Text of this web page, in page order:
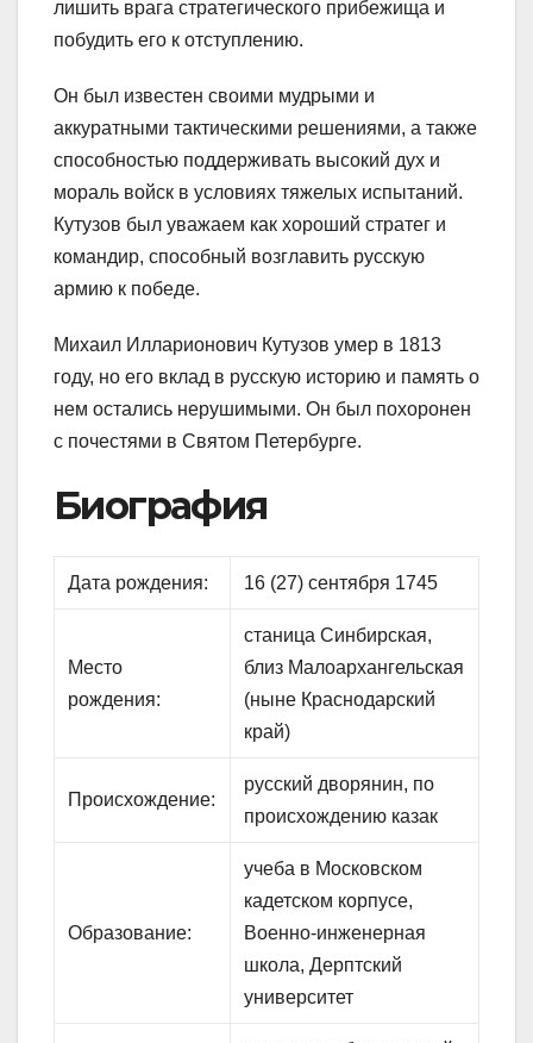
лишить врага стратегического прибежища и
побудить его к отступлению.
Он был известен своими мудрыми и
аккуратными тактическими решениями, а также
способностью поддерживать высокий дух и
мораль войск в условиях тяжелых испытаний.
Кутузов был уважаем как хороший стратег и
командир, способный возглавить русскую
армию к победе.
Михаил Илларионович Кутузов умер в 1813
году, но его вклад в русскую историю и память о
нем остались нерушимыми. Он был похоронен
с почестями в Святом Петербурге.
Биография
Дата рождения: 16 (27) сентября 1745
Место
рождения:
станица Синбирская,
близ Малоархангельская
(ныне Краснодарский
край)
Происхождение:
русский дворянин, по
происхождению казак
Образование:
учеба в Московском
кадетском корпусе,
Военно-инженерная
школа, Дерптский
университет